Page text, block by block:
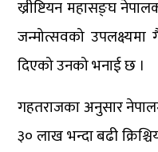
ख्रीष्टियन महासङ्घ
जन्मोत्सवको उपलक्ष्यमा
दिएको उनको भनाई छ ।
गहतराजका अनुसार
३० लाख भन्दा बढी